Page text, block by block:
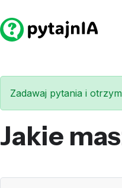
Zadawaj pytania i
Jakie